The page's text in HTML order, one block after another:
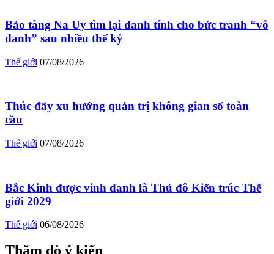
Bảo tàng Na Uy tìm lại danh tính cho bức tranh “vô
danh” sau nhiều thế kỷ
Thế giới 07/08/2026
Thúc đẩy xu hướng quản trị không gian số toàn
cầu
Thế giới 07/08/2026
Bắc Kinh được vinh danh là Thủ đô Kiến trúc Thế
giới 2029
Thế giới 06/08/2026
Thăm dò ý kiến